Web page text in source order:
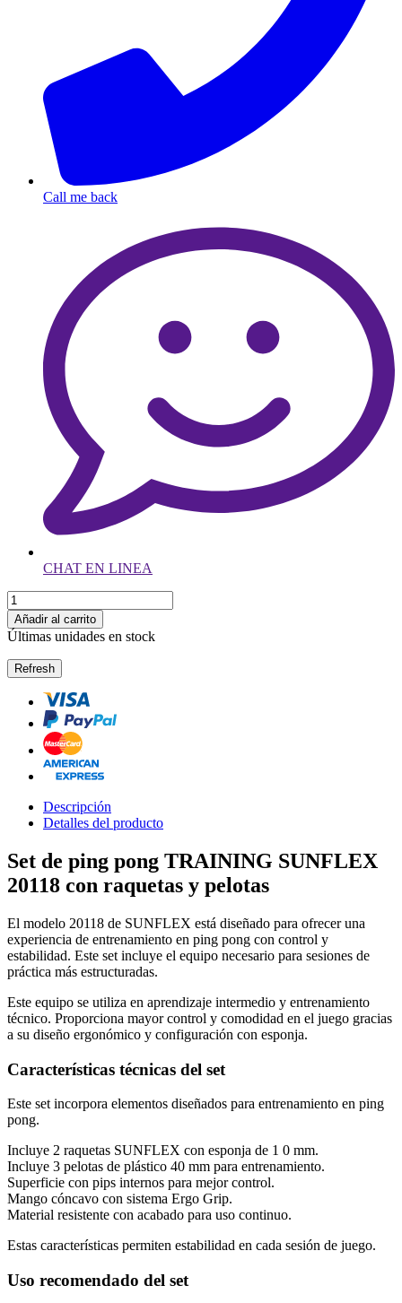
Call me back
CHAT EN LINEA
Añadir al carrito
Últimas unidades en stock
Descripción
Detalles del producto
Set de ping pong TRAINING SUNFLEX
20118 con raquetas y pelotas
El modelo 20118 de SUNFLEX está diseñado para ofrecer una
experiencia de entrenamiento en ping pong con control y
estabilidad. Este set incluye el equipo necesario para sesiones de
práctica más estructuradas.
Este equipo se utiliza en aprendizaje intermedio y entrenamiento
técnico. Proporciona mayor control y comodidad en el juego gracias
a su diseño ergonómico y configuración con esponja.
Características técnicas del set
Este set incorpora elementos diseñados para entrenamiento en ping
pong.
Incluye 2 raquetas SUNFLEX con esponja de 1 0 mm.
Incluye 3 pelotas de plástico 40 mm para entrenamiento.
Superficie con pips internos para mejor control.
Mango cóncavo con sistema Ergo Grip.
Material resistente con acabado para uso continuo.
Estas características permiten estabilidad en cada sesión de juego.
Uso recomendado del set